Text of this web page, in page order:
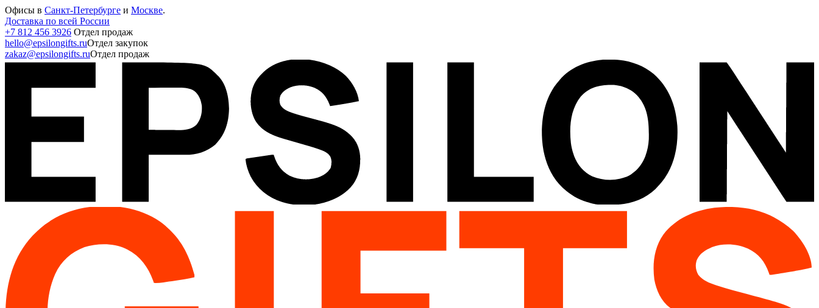
Офисы в Санкт-Петербурге и Москве.
Доставка по всей России
+7 812 456 3926 Отдел продаж
hello@epsilongifts.ruОтдел закупок
zakaz@epsilongifts.ruОтдел продаж